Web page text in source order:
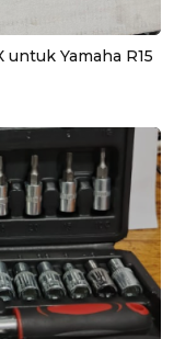
Yamaha R15